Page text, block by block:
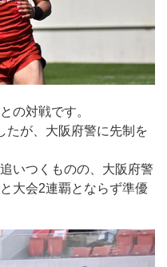
の対戦です。
たが、大阪府警に先制を
いつくものの、大阪府警
大会2連覇とならず準優